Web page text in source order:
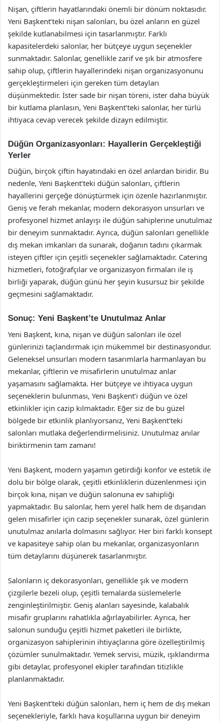
Nişan, çiftlerin hayatlarındaki önemli bir dönüm noktasıdır.
Yeni Başkent’teki nişan salonları, bu özel anların en güzel
şekilde kutlanabilmesi için tasarlanmıştır. Farklı
kapasitelerdeki salonlar, her bütçeye uygun seçenekler
sunmaktadır. Salonlar, genellikle zarif ve şık bir atmosfere
sahip olup, çiftlerin hayallerindeki nişan organizasyonunu
gerçekleştirmeleri için gereken tüm detayları
düşünmektedir. İster sade bir nişan töreni, ister daha büyük
bir kutlama planlasın, Yeni Başkent’teki salonlar, her türlü
ihtiyaca cevap verecek şekilde dizayn edilmiştir.
Düğün Organizasyonları: Hayallerin Gerçekleştiği
Yerler
Düğün, birçok çiftin hayatındaki en özel anlardan biridir. Bu
nedenle, Yeni Başkent’teki düğün salonları, çiftlerin
hayallerini gerçeğe dönüştürmek için özenle hazırlanmıştır.
Geniş ve ferah mekanlar, modern dekorasyon unsurları ve
profesyonel hizmet anlayışı ile düğün sahiplerine unutulmaz
bir deneyim sunmaktadır. Ayrıca, düğün salonları genellikle
dış mekan imkanları da sunarak, doğanın tadını çıkarmak
isteyen çiftler için çeşitli seçenekler sağlamaktadır. Catering
hizmetleri, fotoğrafçılar ve organizasyon firmaları ile iş
birliği yaparak, düğün günü her şeyin kusursuz bir şekilde
geçmesini sağlamaktadır.
Sonuç: Yeni Başkent’te Unutulmaz Anlar
Yeni Başkent, kına, nişan ve düğün salonları ile özel
günlerinizi taçlandırmak için mükemmel bir destinasyondur.
Geleneksel unsurları modern tasarımlarla harmanlayan bu
mekanlar, çiftlerin ve misafirlerin unutulmaz anlar
yaşamasını sağlamakta. Her bütçeye ve ihtiyaca uygun
seçeneklerin bulunması, Yeni Başkent’i düğün ve özel
etkinlikler için cazip kılmaktadır. Eğer siz de bu güzel
bölgede bir etkinlik planlıyorsanız, Yeni Başkent’teki
salonları mutlaka değerlendirmelisiniz. Unutulmaz anılar
biriktirmenin tam zamanı!
Yeni Başkent, modern yaşamın getirdiği konfor ve estetik ile
dolu bir bölge olarak, çeşitli etkinliklerin düzenlenmesi için
birçok kına, nişan ve düğün salonuna ev sahipliği
yapmaktadır. Bu salonlar, hem yerel halk hem de dışarıdan
gelen misafirler için cazip seçenekler sunarak, özel günlerin
unutulmaz anılarla dolmasını sağlıyor. Her biri farklı konsept
ve kapasiteye sahip olan bu mekanlar, organizasyonların
tüm detaylarını düşünerek tasarlanmıştır.
Salonların iç dekorasyonları, genellikle şık ve modern
çizgilerle bezeli olup, çeşitli temalarda süslemelerle
zenginleştirilmiştir. Geniş alanları sayesinde, kalabalık
misafir gruplarını rahatlıkla ağırlayabilirler. Ayrıca, her
salonun sunduğu çeşitli hizmet paketleri ile birlikte,
organizasyon sahiplerinin ihtiyaçlarına göre özelleştirilmiş
çözümler sunulmaktadır. Yemek servisi, müzik, ışıklandırma
gibi detaylar, profesyonel ekipler tarafından titizlikle
planlanmaktadır.
Yeni Başkent’teki düğün salonları, hem iç hem de dış mekan
seçenekleriyle, farklı hava koşullarına uygun bir deneyim